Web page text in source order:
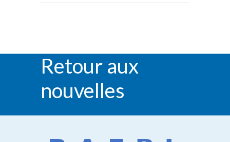
Retour aux
nouvelles